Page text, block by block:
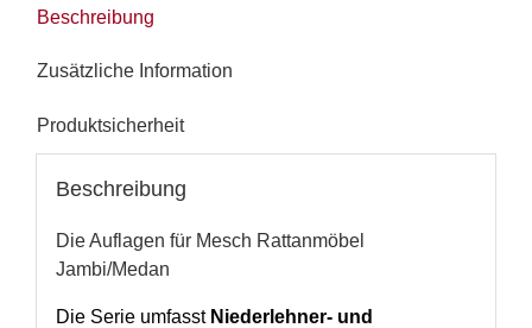
Palermo
Rot
Beschreibung
Zusätzliche Information
Produktsicherheit
Beschreibung
Die Auflagen für Mesch Rattanmöbel
Jambi/Medan
Die Serie umfasst Niederlehner- und